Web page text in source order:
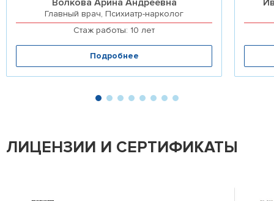
Главный врач, Психиатр-нарколог
Стаж работы: 10 лет
Подробнее
ЛИЦЕНЗИИ И СЕРТИФИКАТЫ